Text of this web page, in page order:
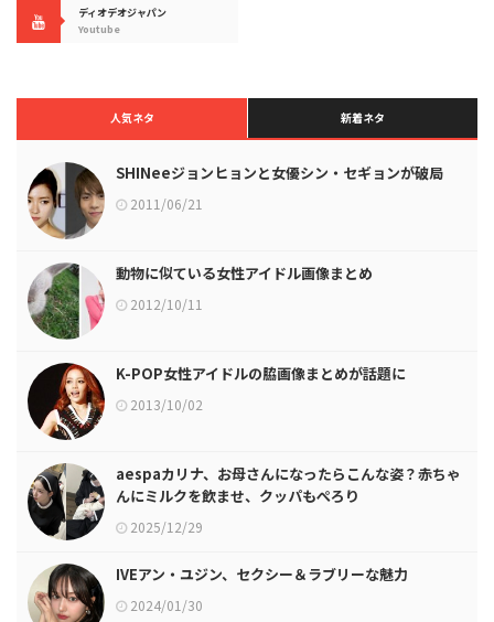
ディオデオジャパン
Youtube
人気ネタ 新着ネタ
SHINeeジョンヒョンと女優シン・セギョンが破局
2011/06/21
動物に似ている女性アイドル画像まとめ
2012/10/11
K-POP女性アイドルの脇画像まとめが話題に
2013/10/02
aespaカリナ、お母さんになったらこんな姿？赤ちゃ
んにミルクを飲ませ、クッパもぺろり
2025/12/29
IVEアン・ユジン、セクシー＆ラブリーな魅力
2024/01/30